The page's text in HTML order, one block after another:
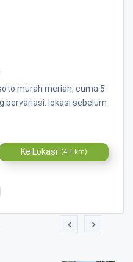
murah meriah, cuma 5
bervariasi. lokasi sebelum
Ke Lokasi (4.1 km)